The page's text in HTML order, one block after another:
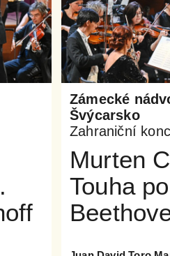
Zámecké
Švýcarsko
Zahraniční
Murten
Touha